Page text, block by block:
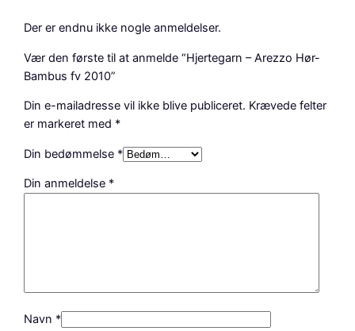
r
B
a
b
u
s
v
n
t
Der er endnu ikke nogle anmeldelser.
Vær den første til at anmelde “Hjertegarn – Arezzo Hør-
Bambus fv 2010”
Din e-mailadresse vil ikke blive publiceret. Krævede felter
er markeret med *
Din bedømmelse *
Din anmeldelse *
Navn *